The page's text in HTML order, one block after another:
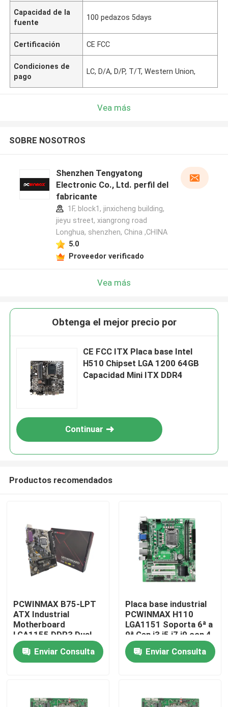
Hogar
Vídeos
Capacidad de la
fuente
100 pedazos 5days
Certificación CE FCC
Condiciones de
pago
LC, D/A, D/P, T/T, Western Union,
Vea más
SOBRE NOSOTROS
Shenzhen Tengyatong
Electronic Co., Ltd. perfil del
fabricante
1F, block1, jinxicheng building,
jieyu street, xiangrong road
Longhua, shenzhen, China ,CHINA
5.0
Proveedor verificado
Vea más
Obtenga el mejor precio por
CE FCC ITX Placa base Intel
H510 Chipset LGA 1200 64GB
Capacidad Mini ITX DDR4
Continuar
Productos recomendados
PCWINMAX B75-LPT
ATX Industrial
Motherboard
LGA1155 DDR3 Dual
Channel 16GB SATA
3.0 Conjunto de chips
B75 original para PC
Enviar Consulta
Placa base industrial
PCWINMAX H110
LGA1151 Soporta 6ª a
9ª Gen i3 i5 i7 i9 con 4
DDR4 hasta 64GB
Enviar Consulta